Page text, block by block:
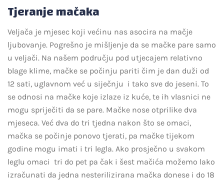
Tjeranje mačaka
Veljača je mjesec koji većinu nas asocira na mačje
ljubovanje. Pogrešno je mišljenje da se mačke pare samo
u veljači. Na našem području pod utjecajem relativno
blage klime, mačke se počinju pariti čim je dan duži od
12 sati, uglavnom već u siječnju i tako sve do jeseni. To
se odnosi na mačke koje izlaze iz kuće, te ih vlasnici ne
mogu spriječiti da se pare. Mačke nose otprilike dva
mjeseca. Već dva do tri tjedna nakon što se omaci,
mačka se počinje ponovo tjerati, pa mačke tijekom
godine mogu imati i tri legla. Ako prosječno u svakom
leglu omaci tri do pet pa čak i šest mačića možemo lako
izračunati da jedna nesterilizirana mačka donese i do 18